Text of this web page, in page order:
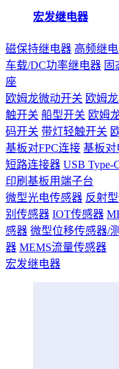
宏发继电器
磁保持继电器 高频继
车载/DC功率继电器 固
座
欧姆龙微动开关 欧姆
触开关 船型开关 欧姆
码开关 带灯轻触开关
基板对FPC连接 基板对
短路连接器 USB Type-
印刷基板用端子台
微型光电传感器 反射
别传感器 IOT传感器
感器 微型位移传感器/
器 MEMS流量传感器
宏发继电器